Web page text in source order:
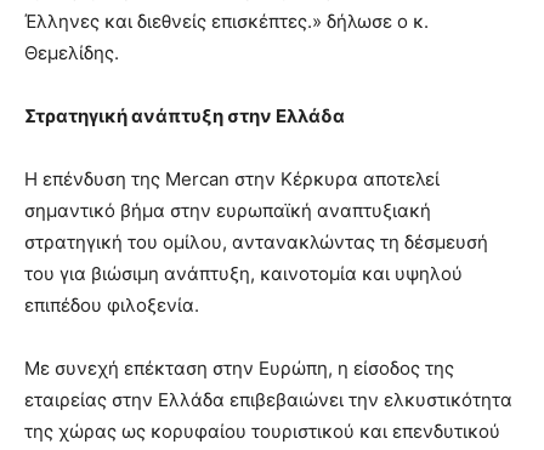
Έλληνες και διεθνείς επισκέπτες.» δήλωσε ο κ.
Θεμελίδης.
Στρατηγική ανάπτυξη στην Ελλάδα
Η επένδυση της Mercan στην Κέρκυρα αποτελεί
σημαντικό βήμα στην ευρωπαϊκή αναπτυξιακή
στρατηγική του ομίλου, αντανακλώντας τη δέσμευσή
του για βιώσιμη ανάπτυξη, καινοτομία και υψηλού
επιπέδου φιλοξενία.
Με συνεχή επέκταση στην Ευρώπη, η είσοδος της
εταιρείας στην Ελλάδα επιβεβαιώνει την ελκυστικότητα
της χώρας ως κορυφαίου τουριστικού και επενδυτικού